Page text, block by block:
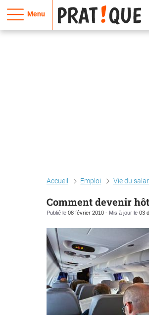
Menu
Accueil Emploi Vie du
Comment devenir
Publié le 08 février 2010 - Mis à jour le 03